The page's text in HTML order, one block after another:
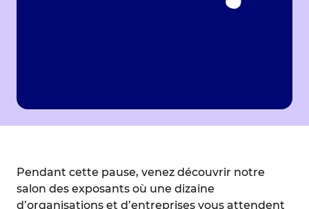
Pendant cette pause, venez découvrir notre
salon des exposants où une dizaine
d’organisations et d’entreprises vous attendent